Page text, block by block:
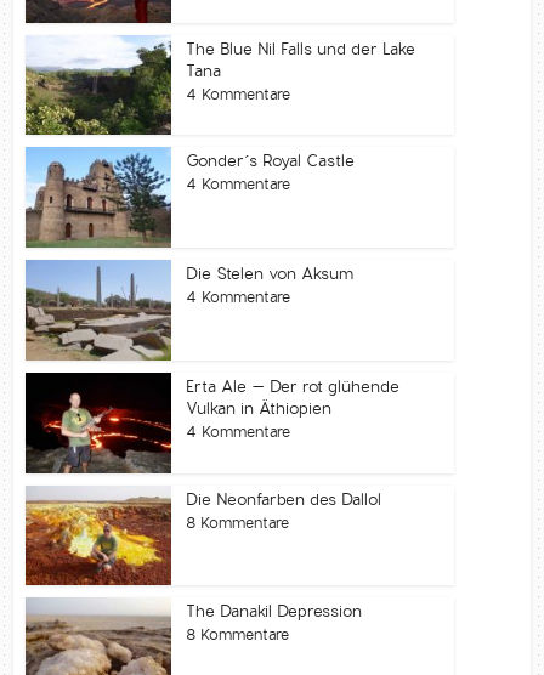
The Blue Nil Falls und der Lake
Tana
4 Kommentare
Gonder´s Royal Castle
4 Kommentare
Die Stelen von Aksum
4 Kommentare
Erta Ale – Der rot glühende
Vulkan in Äthiopien
4 Kommentare
Die Neonfarben des Dallol
8 Kommentare
The Danakil Depression
8 Kommentare